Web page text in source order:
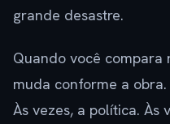
grande desastre.
Quando você compara
muda conforme a
Às vezes, a política. Às